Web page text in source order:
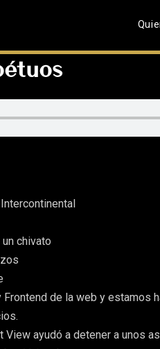
chivato
Frontend de la web y estamos
View ayudó a detener a unos